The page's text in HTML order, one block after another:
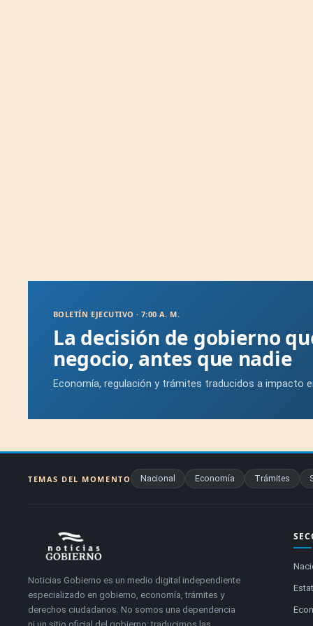
BOLETÍN EJECUTIVO · 7:00 A. M.
La decisión de gobierno
negocio, antes que nadie
Economía, regulación y trámites traducidos a impacto
TEMAS DEL MOMENTO Nacional Economía Trámites
Noticias Gobierno es un medio digital independiente
especializado en gobierno, economía, trámites y
derechos ciudadanos. No somos una dependencia